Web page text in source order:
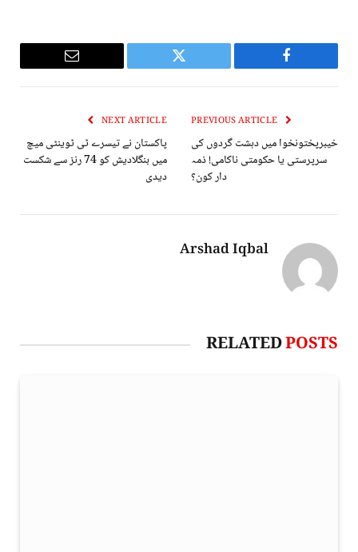
Facebook
Twitter
Email
خیبرپختونخوا میں دہشت گردوں کی
سرپرستی یا حکومتی ناکامی! ذمہ
دار کون؟
NEXT ARTICLE
پاکستان نے تیسرے ٹی ٹوینٹی میچ
میں بنگلادیش کو 74 رنز سے شکست
دیدی
Arshad Iqbal
RELATEDPOSTS